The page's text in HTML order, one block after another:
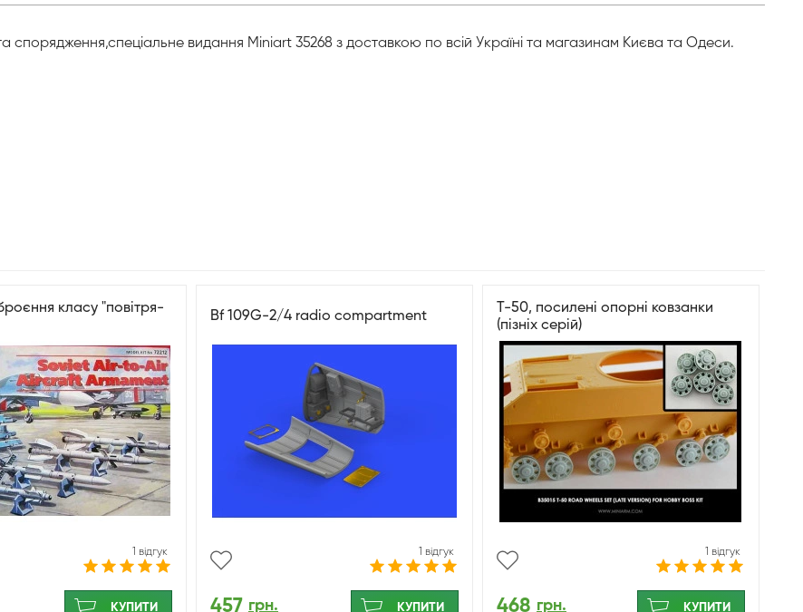
видання Miniart 35268 з доставкою по всій Україні та магазинам Києва та Одеси.
класу "повітря-
1 відгук
КУПИТИ
Bf 109G-2/4 radio compartment
1 відгук
457 грн. КУПИТИ
Т-50, посилені опорні ковзанки
(пізніх серій)
1 відгук
468 грн. КУПИТИ